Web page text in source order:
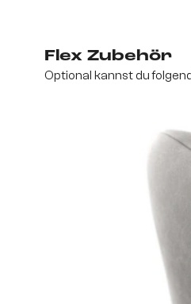
Flex Zubehör
Optional kannst du